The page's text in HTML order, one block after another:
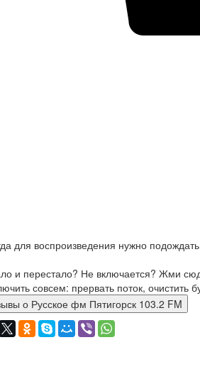
для воспроизведения нужно
и перестало? Не включается? Жми
совсем: прервать поток, очистить
Отзывы о Русское фм Пятигорск 103.2 FM